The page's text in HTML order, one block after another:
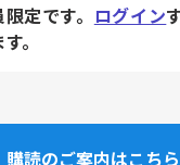
定です。 ログイン
。
購読のご案内はこちら